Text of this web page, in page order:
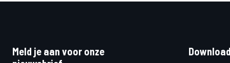
Meld je aan voor onze